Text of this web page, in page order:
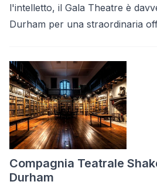
l'intelletto, il Gala Theatre è
Durham per una straordinaria
Compagnia Teatrale
Durham